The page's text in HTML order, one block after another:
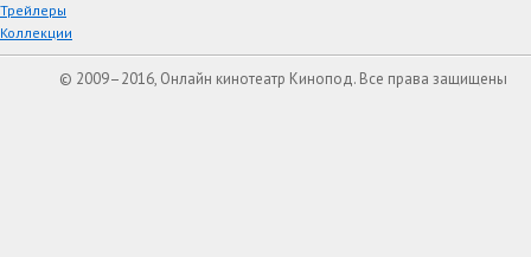
Трейлеры
Коллекции
© 2009–2016, Онлайн кинотеатр Кинопод. Все права защищены